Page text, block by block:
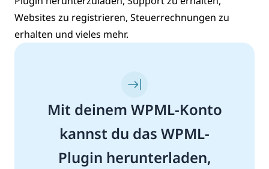
Websites zu registrieren, Steuerrechnungen zu
erhalten und vieles mehr.
Mit deinem WPML-Konto
kannst du das WPML-
Plugin herunterladen,